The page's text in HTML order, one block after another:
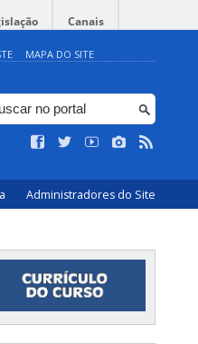
Canais
MAPA DO SITE
Administradores do Site